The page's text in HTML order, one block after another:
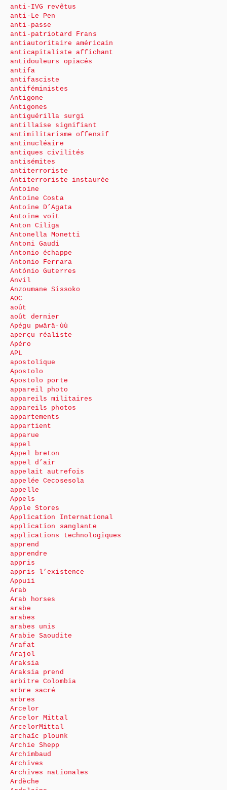
anti-IVG revêtus
anti-Le Pen
anti-passe
anti-patriotard Frans
antiautoritaire américain
anticapitaliste affichant
antidouleurs opiacés
antifa
antifasciste
antiféministes
Antigone
Antigones
antiguérilla surgi
antillaise signifiant
antimilitarisme offensif
antinucléaire
antiques civilités
antisémites
antiterroriste
Antiterroriste instaurée
Antoine
Antoine Costa
Antoine D’Agata
Antoine voit
Anton Ciliga
Antonella Monetti
Antoni Gaudi
Antonio échappe
Antonio Ferrara
António Guterres
Anvil
Anzoumane Sissoko
AOC
août
août dernier
Apégu pwärä-ùù
aperçu réaliste
Apéro
APL
apostolique
Apostolo
Apostolo porte
appareil photo
appareils militaires
appareils photos
appartements
appartient
apparue
appel
Appel breton
appel d’air
appelait autrefois
appelée Cecosesola
appelle
Appels
Apple Stores
Application International
application sanglante
applications technologiques
apprend
apprendre
appris
appris l’existence
Appuii
Arab
Arab horses
arabe
arabes
arabes unis
Arabie Saoudite
Arafat
Arajol
Araksia
Araksia prend
arbitre Colombia
arbre sacré
arbres
Arcelor
Arcelor Mittal
ArcelorMittal
archaïc plounk
Archie Shepp
Archimbaud
Archives
Archives nationales
Ardèche